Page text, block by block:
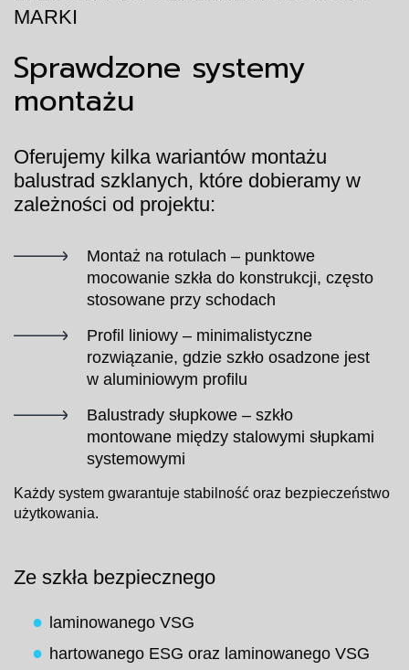
MARKI
Sprawdzone systemy
montażu
Oferujemy kilka wariantów montażu
balustrad szklanych, które dobieramy w
zależności od projektu:
Montaż na rotulach – punktowe
mocowanie szkła do konstrukcji, często
stosowane przy schodach
Profil liniowy – minimalistyczne
rozwiązanie, gdzie szkło osadzone jest
w aluminiowym profilu
Balustrady słupkowe – szkło
montowane między stalowymi słupkami
systemowymi
Każdy system gwarantuje stabilność oraz bezpieczeństwo
użytkowania.
Ze szkła bezpiecznego
laminowanego VSG
hartowanego ESG oraz laminowanego VSG